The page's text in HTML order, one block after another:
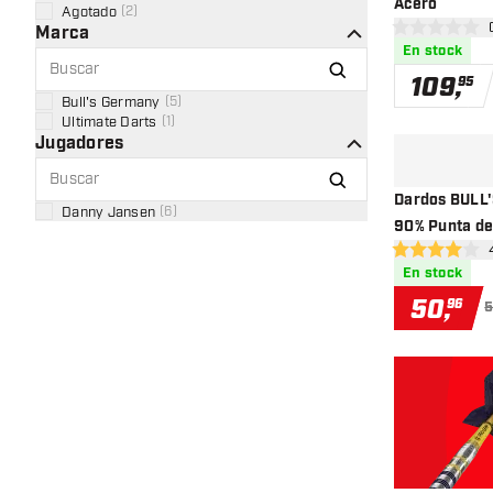
Agotado 2
Marca
Bull's Germany 5
Ultimate Darts 1
Jugadores
Danny Jansen 6
Acero
0 estrellas de
En stock
109,95
Dardos
90% Punta
4 estrellas de
En stock
50,96